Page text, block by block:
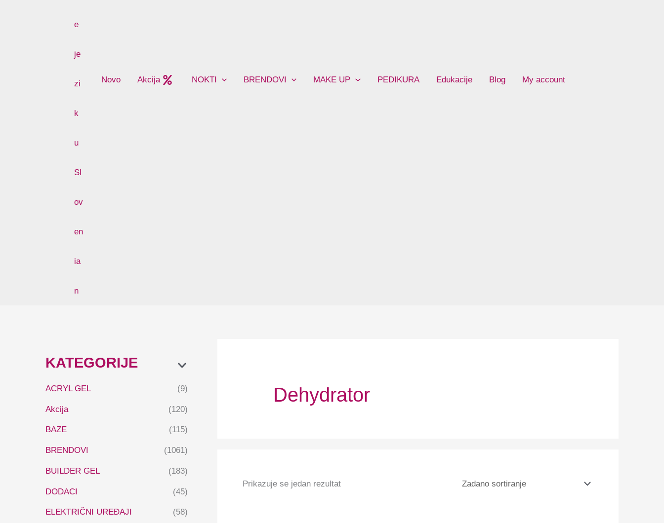
Novo Akcija NOKTI BRENDOVI MAKE UP PEDIKURA Edukacije Blog My account
KATEGORIJE
ACRYL GEL (9)
Akcija (120)
BAZE (115)
BRENDOVI (1061)
BUILDER GEL (183)
DODACI (45)
ELEKTRIČNI UREĐAJI (58)
Dehydrator
Prikazuje se jedan rezultat